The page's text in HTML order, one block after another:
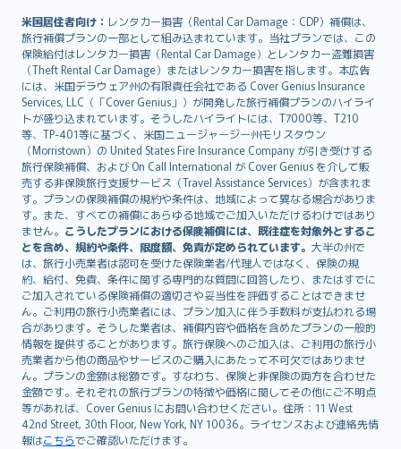
米国居住者向け： レンタカー損害（Rental Car Damage：CDP）補償は、
旅行補償プランの一部として組み込まれています。当社プランでは、この
保険給付はレンタカー損害（Rental Car Damage）とレンタカー盗難損害
（Theft Rental Car Damage）またはレンタカー損害を指します。本広告
には、米国デラウェア州の有限責任会社である Cover Genius Insurance
Services, LLC（「Cover Genius」）が開発した旅行補償プランのハイライ
トが盛り込まれています。そうしたハイライトには、T7000等、T210
等、TP-401等に基づく、米国ニュージャージー州モリスタウン
（Morristown）の United States Fire Insurance Company が引き受けする
旅行保険補償、および On Call International が Cover Genius を介して販
売する非保険旅行支援サービス（Travel Assistance Services）が含まれま
す。プランの保険補償の規約や条件は、地域によって異なる場合がありま
す。また、すべての補償にあらゆる地域でご加入いただけるわけではあり
ません。 こうしたプランにおける保険補償には、既往症を対象外とするこ
とを含め、規約や条件、限度額、免責が定められています。 大半の州で
は、旅行小売業者は認可を受けた保険業者/代理人ではなく、保険の規
約、給付、免責、条件に関する専門的な質問に回答したり、またはすでに
ご加入されている保険補償の適切さや妥当性を評価することはできませ
ん。ご利用の旅行小売業者には、プラン加入に伴う手数料が支払われる場
合があります。そうした業者は、補償内容や価格を含めたプランの一般的
情報を提供することがあります。旅行保険へのご加入は、ご利用の旅行小
売業者から他の商品やサービスのご購入にあたって不可欠ではありませ
ん。プランの金額は総額です。すなわち、保険と非保険の両方を合わせた
金額です。それぞれの旅行プランの特徴や価格に関してその他にご不明点
等があれば、Cover Genius にお問い合わせください。住所：11 West
42nd Street, 30th Floor, New York, NY 10036。ライセンスおよび連絡先情
報はこちらでご確認いただけます。